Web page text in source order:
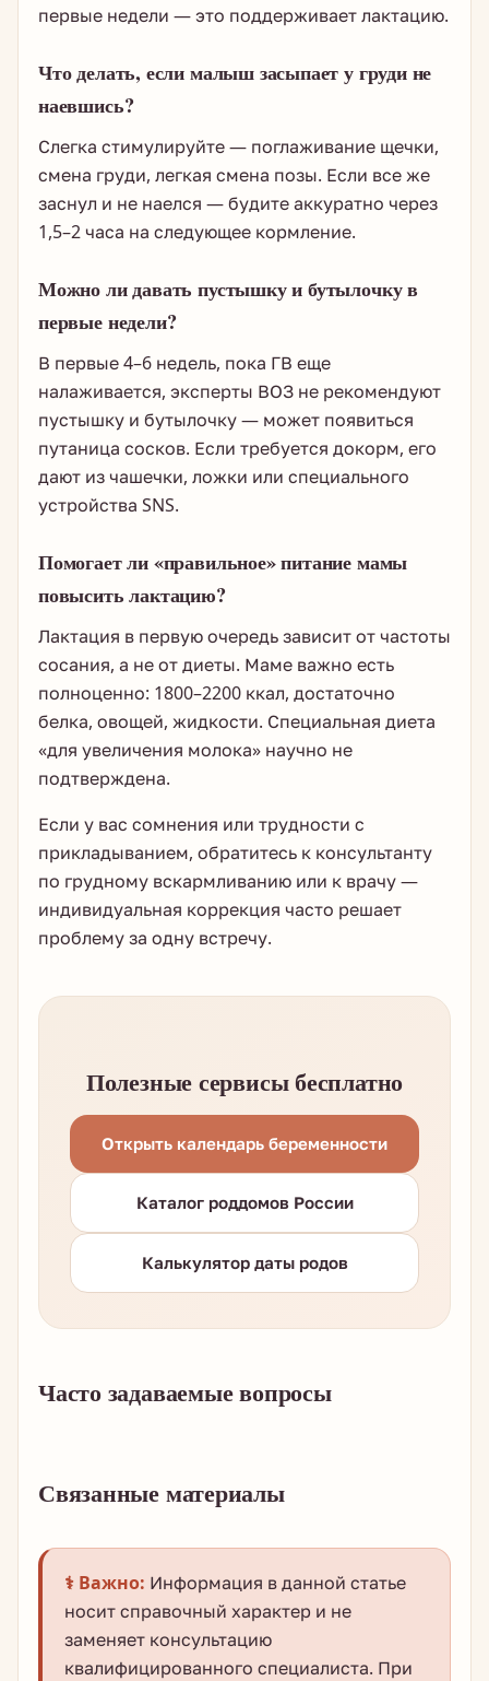
первые недели — это поддерживает лактацию.
Что делать, если малыш засыпает у груди не
наевшись?
Слегка стимулируйте — поглаживание щечки,
смена груди, легкая смена позы. Если все же
заснул и не наелся — будите аккуратно через
1,5–2 часа на следующее кормление.
Можно ли давать пустышку и бутылочку в
первые недели?
В первые 4–6 недель, пока ГВ еще
налаживается, эксперты ВОЗ не рекомендуют
пустышку и бутылочку — может появиться
путаница сосков. Если требуется докорм, его
дают из чашечки, ложки или специального
устройства SNS.
Помогает ли «правильное» питание мамы
повысить лактацию?
Лактация в первую очередь зависит от частоты
сосания, а не от диеты. Маме важно есть
полноценно: 1800–2200 ккал, достаточно
белка, овощей, жидкости. Специальная диета
«для увеличения молока» научно не
подтверждена.
Если у вас сомнения или трудности с
прикладыванием, обратитесь к консультанту
по грудному вскармливанию или к врачу —
индивидуальная коррекция часто решает
проблему за одну встречу.
Полезные сервисы бесплатно
Открыть календарь беременности
Каталог роддомов России
Калькулятор даты родов
Часто задаваемые вопросы
Связанные материалы
⚕️ Важно: Информация в данной статье
носит справочный характер и не
заменяет консультацию
квалифицированного специалиста. При